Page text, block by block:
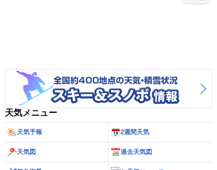
天気メニュー
天気予報 2週間天気
天気図 過去天気図